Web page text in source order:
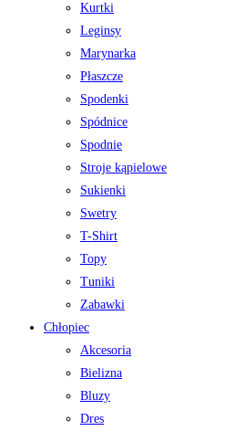
Kurtki
Leginsy
Marynarka
Płaszcze
Spodenki
Spódnice
Spodnie
Stroje kąpielowe
Sukienki
Swetry
T-Shirt
Topy
Tuniki
Zabawki
Chłopiec
Akcesoria
Bielizna
Bluzy
Dres